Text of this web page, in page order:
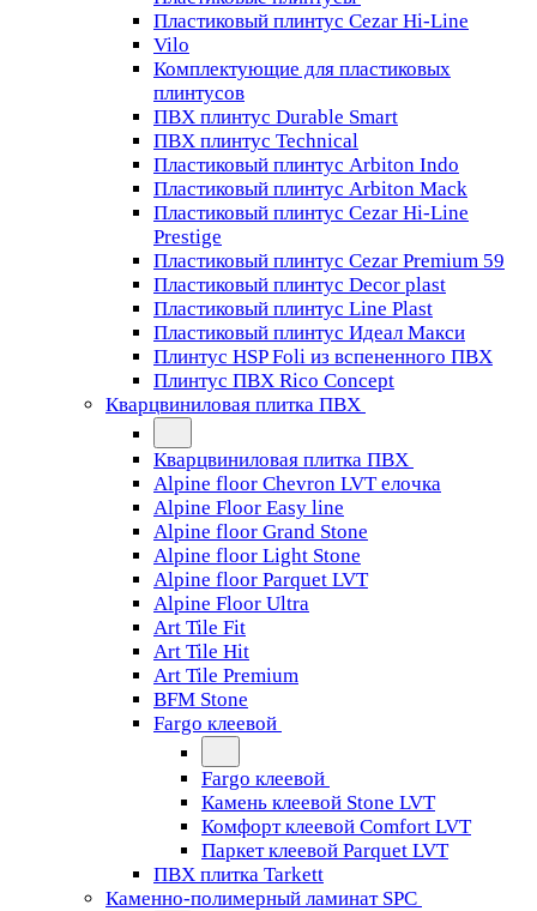
Пластиковый плинтус Cezar Hi-Line
Vilo
Комплектующие для пластиковых
плинтусов
ПВХ плинтус Durable Smart
ПВХ плинтус Technical
Пластиковый плинтус Arbiton Indo
Пластиковый плинтус Arbiton Mack
Пластиковый плинтус Cezar Hi-Line
Prestige
Пластиковый плинтус Cezar Premium 59
Пластиковый плинтус Decor plast
Пластиковый плинтус Line Plast
Пластиковый плинтус Идеал Макси
Плинтус HSP Foli из вспененного ПВХ
Плинтус ПВХ Rico Concept
Кварцвиниловая плитка ПВХ
Кварцвиниловая плитка ПВХ
Alpine floor Chevron LVT елочка
Alpine Floor Easy line
Alpine floor Grand Stone
Alpine floor Light Stone
Alpine floor Parquet LVT
Alpine Floor Ultra
Art Tile Fit
Art Tile Hit
Art Tile Premium
BFM Stone
Fargo клеевой
Fargo клеевой
Камень клеевой Stone LVT
Комфорт клеевой Comfort LVT
Паркет клеевой Parquet LVT
ПВХ плитка Tarkett
Каменно-полимерный ламинат SPC